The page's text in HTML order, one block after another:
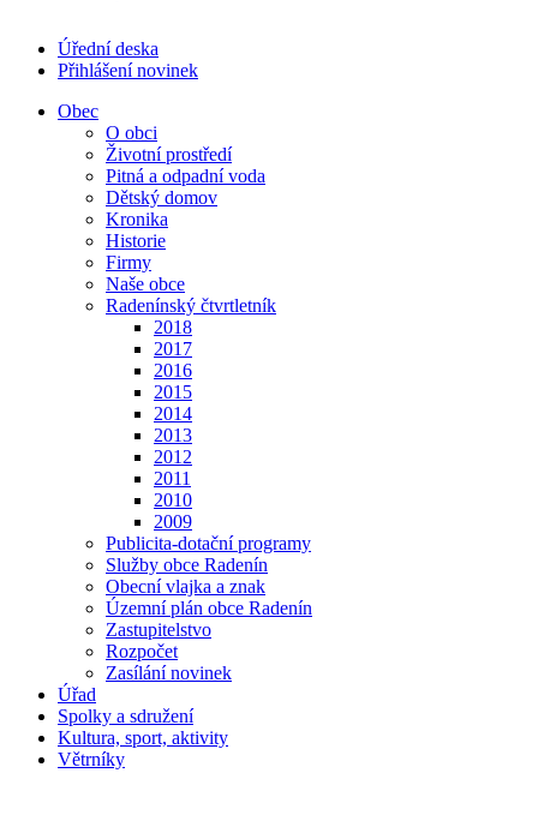
Úřední deska
Přihlášení novinek
Obec
O obci
Životní prostředí
Pitná a odpadní voda
Dětský domov
Kronika
Historie
Firmy
Naše obce
Radenínský čtvrtletník
2018
2017
2016
2015
2014
2013
2012
2011
2010
2009
Publicita-dotační programy
Služby obce Radenín
Obecní vlajka a znak
Územní plán obce Radenín
Zastupitelstvo
Rozpočet
Zasílání novinek
Úřad
Spolky a sdružení
Kultura, sport, aktivity
Větrníky